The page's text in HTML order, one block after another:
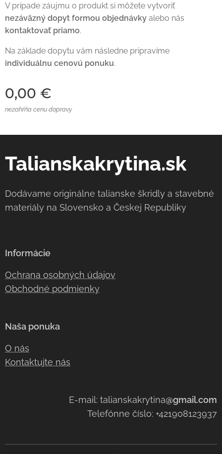
V prípade záujmu o produkt si môžete vytvoriť
nezáväzný dopyt formou objednávky alebo nás
kontaktovať priamo.
Na základe dopytu vám následne pripravíme
individuálnu cenovú ponuku.
0,00 €
nezahŕňa cenu dopravy
Talianskakrytina.sk
Dodávame originálne talianske škridly a stavebné
materiály na Slovensko a Českej Republiky
Informácie
Ochrana osobných údajov
Obchodné podmienky
Naša ponuka
O nás
Kontaktujte nás
E-mail: talianskakrytina@gmail.com
Telefónne číslo: +421908123937